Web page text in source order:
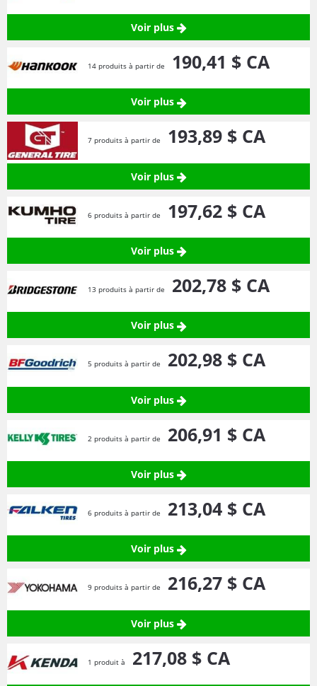
Voir plus
14 produits à partir de 190,41 $ CA
Voir plus
7 produits à partir de 193,89 $ CA
Voir plus
6 produits à partir de 197,62 $ CA
Voir plus
13 produits à partir de 202,78 $ CA
Voir plus
5 produits à partir de 202,98 $ CA
Voir plus
2 produits à partir de 206,91 $ CA
Voir plus
6 produits à partir de 213,04 $ CA
Voir plus
9 produits à partir de 216,27 $ CA
Voir plus
1 produit à 217,08 $ CA